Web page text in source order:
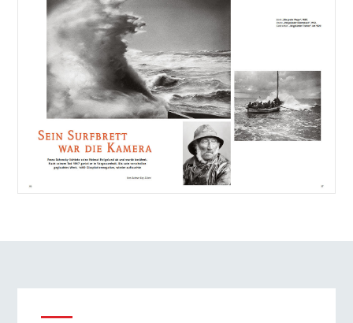
Bildgalerie
springen
Anfang
Bildgalerie
springen